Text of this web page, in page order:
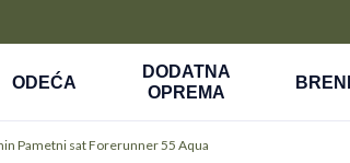
rata
ODEĆA
DODATNA
OPREMA
Pametni sat Forerunner 55 Aqua